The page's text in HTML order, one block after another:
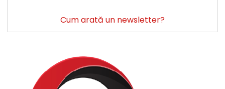
Cum arată un newsletter?